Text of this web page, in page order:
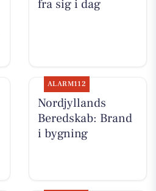
fra sig i dag
ALARM112
Nordjyllands
Beredskab: Brand
i bygning